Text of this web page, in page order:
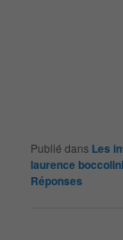
Publié dans Les
laurence boccolini
Réponses